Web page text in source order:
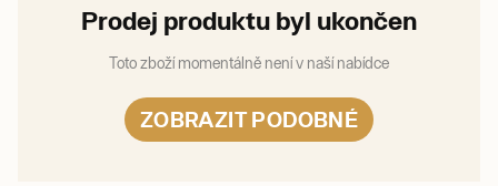
Prodej produktu byl ukončen
Toto zboží momentálně není v naší nabídce
ZOBRAZIT PODOBNÉ